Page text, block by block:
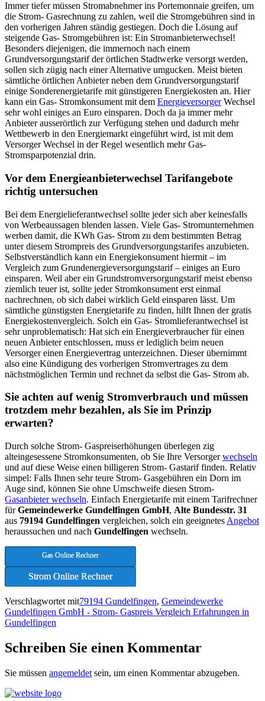
Immer tiefer müssen Stromabnehmer ins Portemonnaie greifen, um
die Strom- Gasrechnung zu zahlen, weil die Stromgebühren sind in
den vorherigen Jahren ständig gestiegen. Doch die Lösung auf
steigende Gas- Stromgebühren ist: Ein Stromanbieterwechsel!
Besonders diejenigen, die immernoch nach einem
Grundversorgungstarif der örtlichen Stadtwerke versorgt werden,
sollen sich zügig nach einer Alternative umgucken. Meist bieten
sämtliche örtlichen Anbieter neben dem Grundversorgungstarif
einige Sonderenergietarife mit günstigeren Energiekosten an. Hier
kann ein Gas- Stromkonsument mit dem EnergieversorgerWechsel
sehr wohl einiges an Euro einsparen. Doch da ja immer mehr
Anbieter ausserörtlich zur Verfügung stehen und dadurch mehr
Wettbewerb in den Energiemarkt eingeführt wird, ist mit dem
Versorger Wechsel in der Regel wesentlich mehr Gas-
Stromsparpotenzial drin.
Vor dem Energieanbieterwechsel Tarifangebote
richtig untersuchen
Bei dem Energielieferantwechsel sollte jeder sich aber keinesfalls
von Werbeaussagen blenden lassen. Viele Gas- Stromunternehmen
werben damit, die KWh Gas- Strom zu dem bestimmten Betrag
unter diesem Strompreis des Grundversorgungstarifes anzubieten.
Selbstverständlich kann ein Energiekonsument hiermit – im
Vergleich zum Grundenergieversorgungstarif – einiges an Euro
einsparen. Weil aber ein Grundstromversorgungstarif meist ebenso
ziemlich teuer ist, sollte jeder Stromkonsument erst einmal
nachrechnen, ob sich dabei wirklich Geld einsparen lässt. Um
sämtliche günstigsten Energietarife zu finden, hilft Ihnen der gratis
Energiekostenvergleich. Solch ein Gas- Stromlieferantwechsel ist
sehr unproblematisch: Hat sich ein Energieverbraucher für einen
neuen Anbieter entschlossen, muss er lediglich beim neuen
Versorger einen Energievertrag unterzeichnen. Dieser übernimmt
also eine Kündigung des vorherigen Stromvertrages zu dem
nächstmöglichen Termin und rechnet da selbst die Gas- Strom ab.
Sie achten auf wenig Stromverbrauch und müssen
trotzdem mehr bezahlen, als Sie im Prinzip
erwarten?
Durch solche Strom- Gaspreiserhöhungen überlegen zig
alteingesessene Stromkonsumenten, ob Sie Ihre Versorgerwechseln
und auf diese Weise einen billigeren Strom- Gastarif finden. Relativ
simpel: Falls Ihnen sehr teure Strom- Gasgebühren ein Dorn im
Auge sind, können Sie ohne Umschweife diesen Strom-
Gasanbieter wechseln. Einfach Energietarife mit einem Tarifrechner
fürGemeindewerke Gundelfingen GmbH, Alte Bundesstr. 31
aus 79194 Gundelfingen vergleichen, solch ein geeignetes Angebot
heraussuchen und nach Gundelfingen wechseln.
Gas Online Rechner
Strom Online Rechner
Verschlagwortet mit79194 Gundelfingen, Gemeindewerke
Gundelfingen GmbH - Strom- Gaspreis Vergleich Erfahrungen in
Gundelfingen
Schreiben Sie einen Kommentar
Sie müssen angemeldet sein, um einen Kommentar abzugeben.